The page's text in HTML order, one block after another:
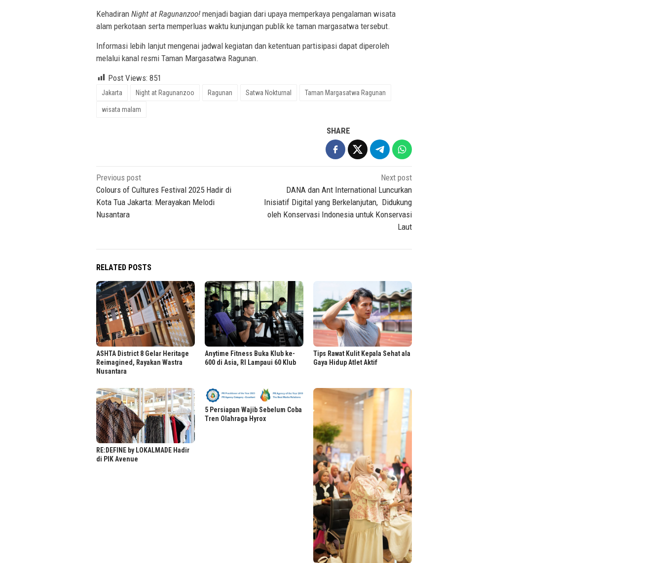
Kehadiran Night at Ragunanzoo! menjadi bagian dari upaya memperkaya pengalaman wisata
alam perkotaan serta memperluas waktu kunjungan publik ke taman margasatwa tersebut.
Informasi lebih lanjut mengenai jadwal kegiatan dan ketentuan partisipasi dapat diperoleh
melalui kanal resmi Taman Margasatwa Ragunan.
Post Views: 851
Jakarta Night at Ragunanzoo Ragunan Satwa Nokturnal Taman Margasatwa Ragunan
wisata malam
SHARE
Post
navigation
Previous post
Colours of Cultures Festival 2025 Hadir di
Kota Tua Jakarta: Merayakan Melodi
Nusantara
Next post
DANA dan Ant International Luncurkan
Inisiatif Digital yang Berkelanjutan, Didukung
oleh Konservasi Indonesia untuk Konservasi
Laut
RELATED POSTS
ASHTA District 8 Gelar Heritage
Reimagined, Rayakan Wastra
Nusantara
Anytime Fitness Buka Klub ke-
600 di Asia, RI Lampaui 60 Klub
Tips Rawat Kulit Kepala Sehat ala
Gaya Hidup Atlet Aktif
RE:DEFINE by LOKALMADE Hadir
di PIK Avenue
5 Persiapan Wajib Sebelum Coba
Tren Olahraga Hyrox